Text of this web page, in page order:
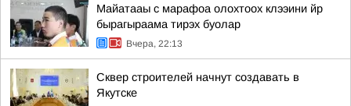
Майатааы с марафоа олохтоох клээини йр
бырагыраама тирэх буолар
Вчера, 22:13
Сквер строителей начнут создавать в
Якутске